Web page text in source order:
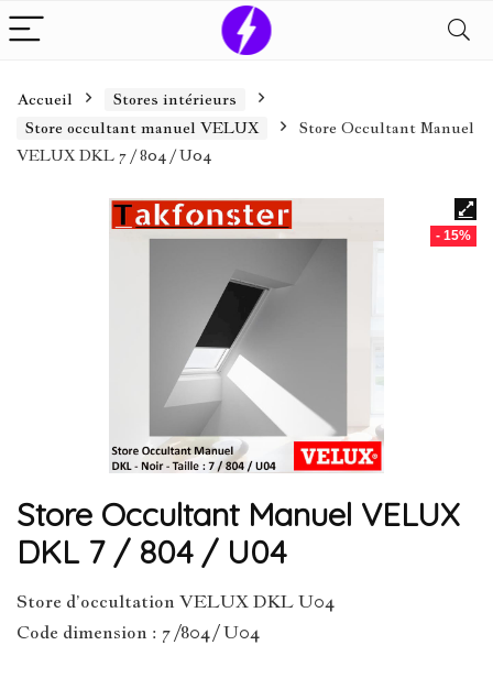
Accueil
Stores intérieurs
Store occultant manuel VELUX
Store Occultant Manuel
VELUX DKL 7 / 804 / U04
- 15%
Store Occultant Manuel VELUX
DKL 7 / 804 / U04
Store d’occultation VELUX DKL U04
Code dimension : 7 /804 / U04